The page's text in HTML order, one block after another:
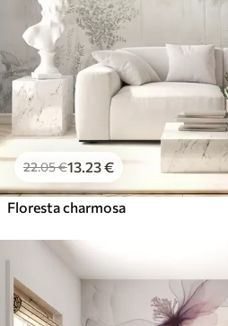
22.05€13 .23€
Floresta charmosa